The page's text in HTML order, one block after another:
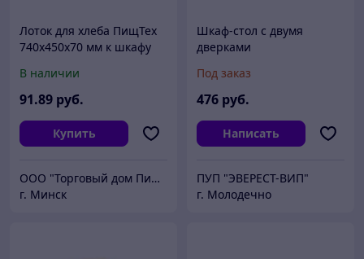
Лоток для хлеба ПищТех
740х450х70 мм к шкафу
мм., 16
булок.)РАСПРОДАЖА
В наличии
91.89 руб.
Купить
ООО "Торговый дом Пищтех"
г. Минск
Шкаф-стол с двумя
дверками
Под заказ
476 руб.
Написать
ПУП "ЭВЕРЕСТ-ВИП"
г. Молодечно